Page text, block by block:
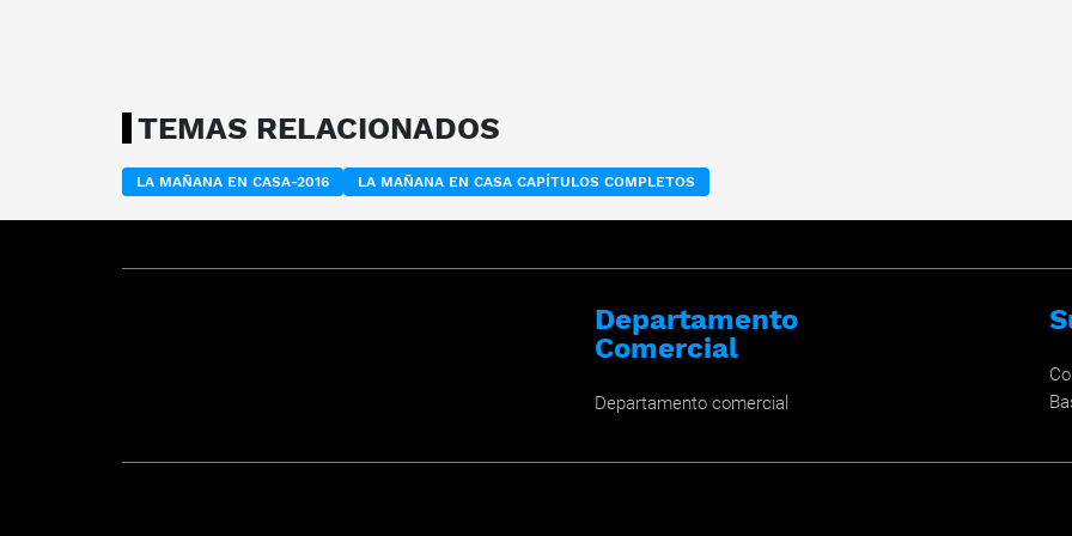
TEMAS RELACIONADOS
LA MAÑANA EN CASA-2016 LA MAÑANA EN CASA CAPÍTULOS COMPLETOS
Departamento
Comercial
Departamento comercial